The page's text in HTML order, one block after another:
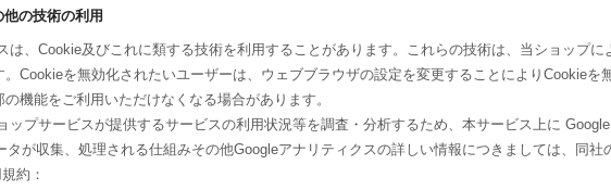
の技術の利用
は、Cookie及びこれに類する技術を利用することがあります。これらの技術は、当ショップ
Cookieを無効化されたいユーザーは、ウェブブラウザの設定を変更することによりCookieを
機能をご利用いただけなくなる場合があります。
ップサービスが提供するサービスの利用状況等を調査・分析するため、本サービス上に
が収集、処理される仕組みその他Googleアナリティクスの詳しい情報につきましては、同社
約：